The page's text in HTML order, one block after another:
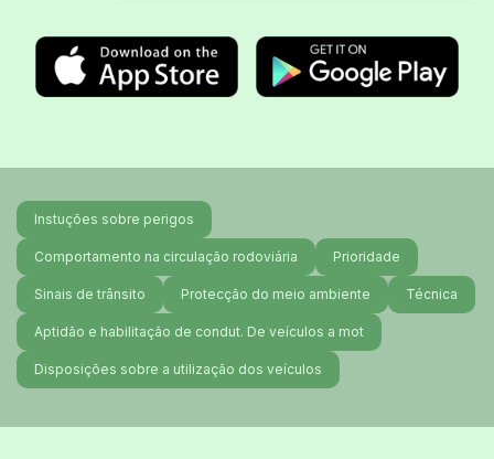
Instuções sobre perigos
Comportamento na circulação rodoviária Prioridade
Sinais de trânsito Protecção do meio ambiente Técnica
Aptidão e habilitação de condut. De veículos a mot
Disposições sobre a utilização dos veículos